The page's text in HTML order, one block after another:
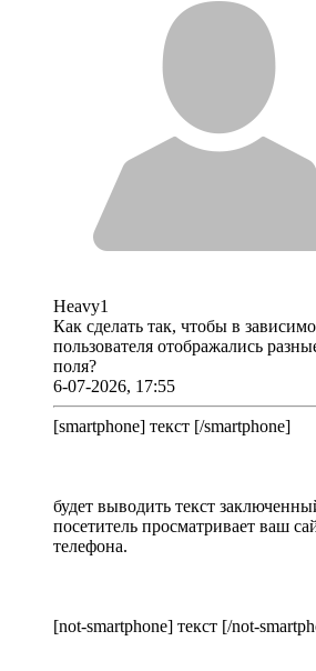
Heavy1
Как сделать так, чтобы в
пользователя отображались
поля?
6-07-2026, 17:55
[smartphone] текст [/smartphone]
будет выводить текст
посетитель просматривает ваш
телефона.
[not-smartphone] текст [/not-